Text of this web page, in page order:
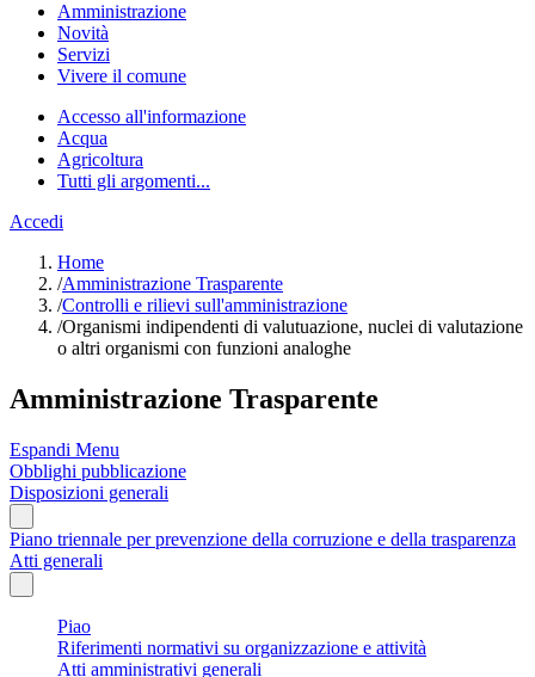
Amministrazione
Novità
Servizi
Vivere il comune
Accesso all'informazione
Acqua
Agricoltura
Tutti gli argomenti...
Accedi
Home
/Amministrazione Trasparente
/Controlli e rilievi sull'amministrazione
/Organismi indipendenti di valutuazione, nuclei di valutazione
o altri organismi con funzioni analoghe
Amministrazione Trasparente
Espandi Menu
Obblighi pubblicazione
Disposizioni generali
Piano triennale per prevenzione della corruzione e della trasparenza
Atti generali
Piao
Riferimenti normativi su organizzazione e attività
Atti amministrativi generali